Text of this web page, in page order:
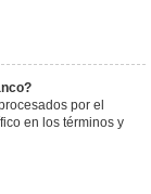
por el
en los términos y